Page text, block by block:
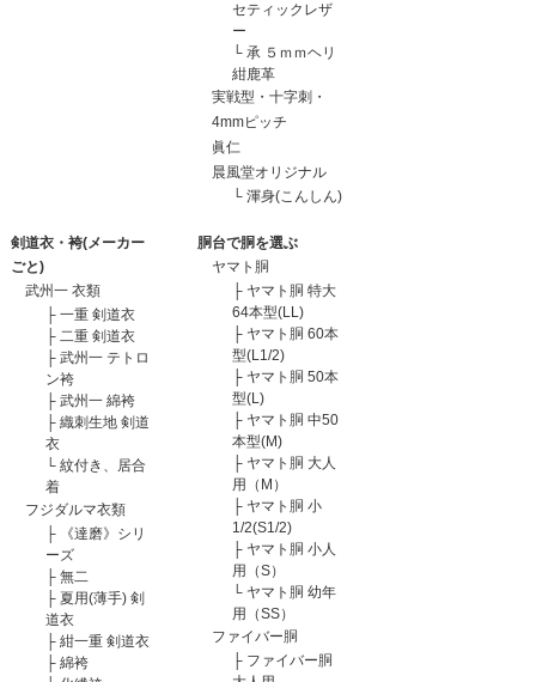
セティックレザ
ー
└ 承 ５ｍｍヘリ
紺鹿革
実戦型・十字刺・
4mmピッチ
眞仁
晨風堂オリジナル
└ 渾身(こんしん)
剣道衣・袴(メーカー
ごと)
武州一 衣類
├ 一重 剣道衣
├ 二重 剣道衣
├ 武州一 テトロ
ン袴
├ 武州一 綿袴
├ 織刺生地 剣道
衣
└ 紋付き、居合
着
フジダルマ衣類
├
《達磨》シリ
ーズ
├ 無二
├ 夏用(薄手) 剣
道衣
├ 紺一重 剣道衣
├ 綿袴
胴台で胴を選ぶ
ヤマト胴
├ ヤマト胴 特大
64本型(LL)
├ ヤマト胴 60本
型(L1/2)
├ ヤマト胴 50本
型(L)
├ ヤマト胴 中50
本型(M)
├ ヤマト胴 大人
用（M）
├ ヤマト胴 小
1/2(S1/2)
├ ヤマト胴 小人
用（S）
└ ヤマト胴 幼年
用（SS）
ファイバー胴
├ ファイバー胴